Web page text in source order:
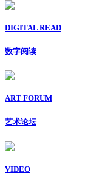
DIGITAL READ
数字阅读
ART FORUM
艺术论坛
VIDEO